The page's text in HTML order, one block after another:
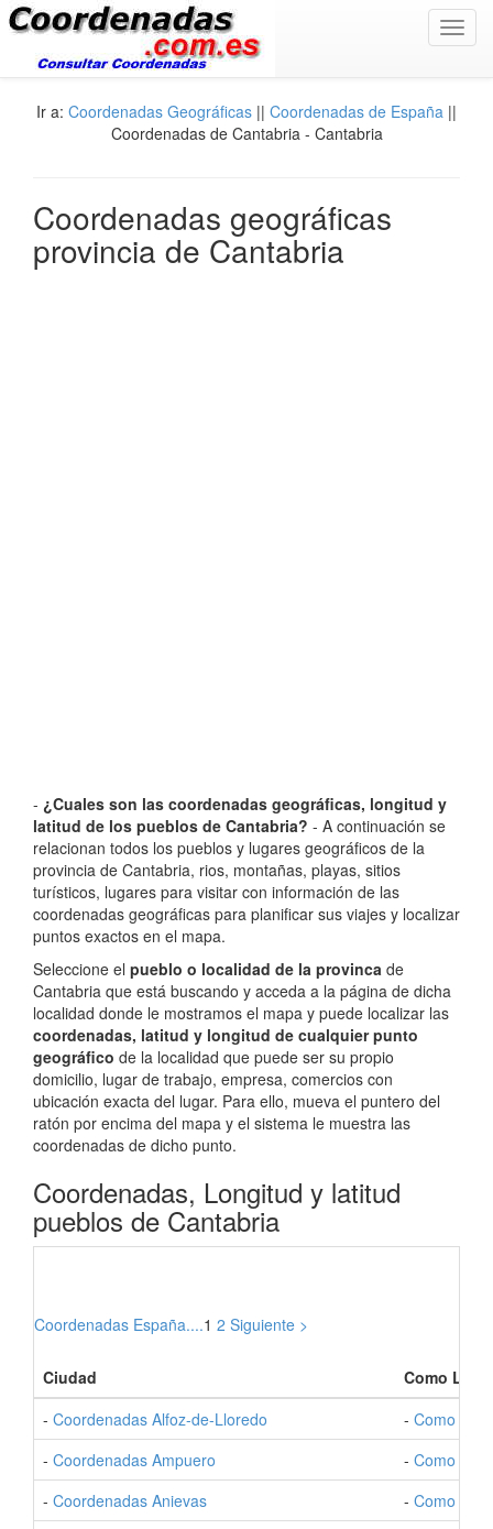
Ir a: Coordenadas Geográficas || Coordenadas de España ||
Coordenadas de Cantabria - Cantabria
Coordenadas geográficas
provincia de Cantabria
- ¿Cuales son las coordenadas geográficas, longitud y
latitud de los pueblos de Cantabria? - A continuación se
relacionan todos los pueblos y lugares geográficos de la
provincia de Cantabria, rios, montañas, playas, sitios
turísticos, lugares para visitar con información de las
coordenadas geográficas para planificar sus viajes y localizar
puntos exactos en el mapa.
Seleccione el pueblo o localidad de la provinca de
Cantabria que está buscando y acceda a la página de dicha
localidad donde le mostramos el mapa y puede localizar las
coordenadas, latitud y longitud de cualquier punto
geográfico de la localidad que puede ser su propio
domicilio, lugar de trabajo, empresa, comercios con
ubicación exacta del lugar. Para ello, mueva el puntero del
ratón por encima del mapa y el sistema le muestra las
coordenadas de dicho punto.
Coordenadas, Longitud y latitud
pueblos de Cantabria
Coordenadas España....1 2 Siguiente >
Ciudad
Como
- Coordenadas Alfoz-de-Lloredo - Como Ir a
- Coordenadas Ampuero - Como Ir a
- Coordenadas Anievas - Como Ir a